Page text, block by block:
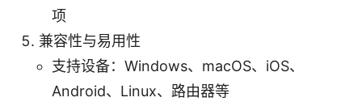
项
兼容性与易用性
支持设备：Windows、macOS、iOS、
Android、Linux、路由器等